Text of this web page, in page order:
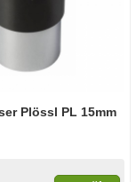
Plössl PL 15mm